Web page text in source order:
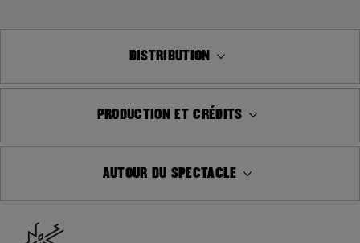
DISTRIBUTION
PRODUCTION ET CRÉDITS
AUTOUR DU SPECTACLE